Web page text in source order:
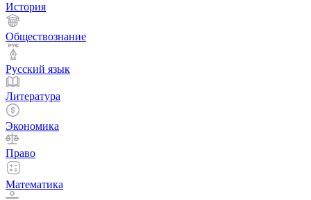
История
Обществознание
Русский язык
Литература
Экономика
Право
Математика